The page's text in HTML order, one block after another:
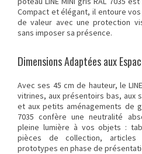
Compact et élégant, il entoure
de valeur avec une protection
sans imposer sa présence.
Dimensions Adaptées aux
Avec ses 45 cm de hauteur, le
vitrines, aux présentoirs bas, aux
et aux petits aménagements de
7035 confère une neutralité
pleine lumière à vos objets :
pièces de collection,
prototypes en phase de